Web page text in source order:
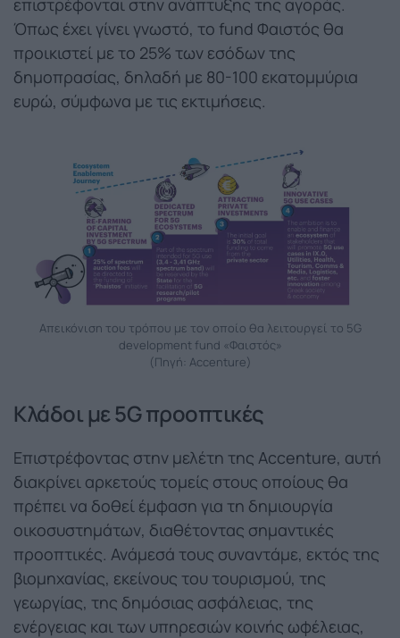
επιστρέφονται στην ανάπτυξης της αγοράς.
Όπως έχει γίνει γνωστό, το fund Φαιστός θα
προικιστεί με το 25% των εσόδων της
δημοπρασίας, δηλαδή με 80-100 εκατομμύρια
ευρώ, σύμφωνα με τις εκτιμήσεις.
Απεικόνιση του τρόπου με τον οποίο θα λειτουργεί το 5G
development fund «Φαιστός»
(Πηγή: Accenture)
Κλάδοι με 5G προοπτικές
Επιστρέφοντας στην μελέτη της Accenture, αυτή
διακρίνει αρκετούς τομείς στους οποίους θα
πρέπει να δοθεί έμφαση για τη δημιουργία
οικοσυστημάτων, διαθέτοντας σημαντικές
προοπτικές. Ανάμεσά τους συναντάμε, εκτός της
βιομηχανίας, εκείνους του τουρισμού, της
γεωργίας, της δημόσιας ασφάλειας, της
ενέργειας και των υπηρεσιών κοινής ωφέλειας,